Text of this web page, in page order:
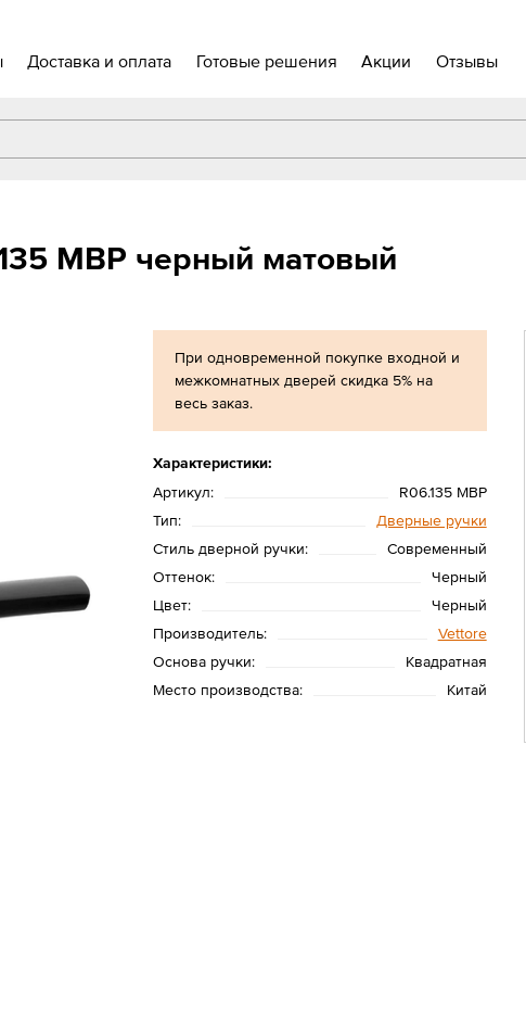
Доставка и оплата Готовые решения Акции Отзывы
MBP черный матовый
При одновременной покупке входной и
межкомнатных дверей скидка 5% на
весь заказ.
Характеристики:
Артикул:
R06.135 MBP
Тип:
Дверные ручки
Стиль дверной ручки:
Современный
Оттенок:
Черный
Цвет:
Черный
Производитель:
Vettore
Основа ручки:
Квадратная
Место производства:
Китай